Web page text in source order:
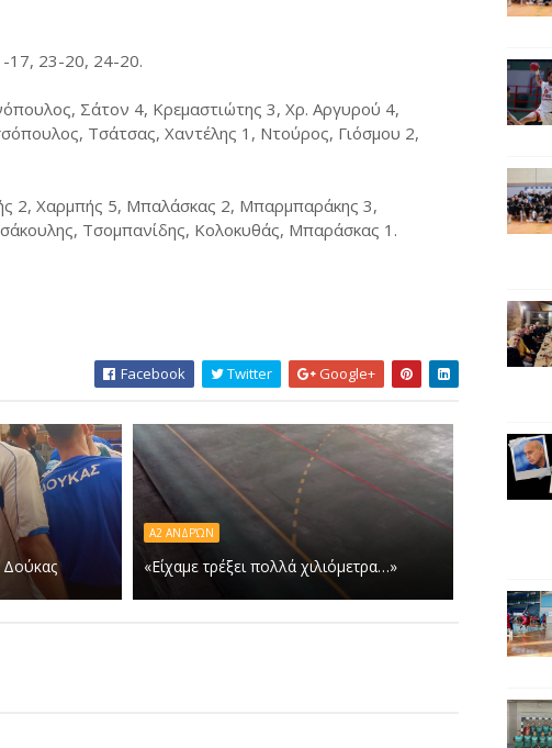
17, 23-20, 24-20.
Σάτον 4, Κρεμαστιώτης 3, Χρ. Αργυρού 4,
Τσάτσας, Χαντέλης 1, Ντούρος, Γιόσμου 2,
2, Χαρμπής 5, Μπαλάσκας 2, Μπαρμπαράκης 3,
Τσομπανίδης, Κολοκυθάς, Μπαράσκας 1.
Facebook Twitter Google+
Δούκας
Α2 ΑΝΔΡΏΝ
«Είχαμε τρέξει πολλά χιλιόμετρα…»